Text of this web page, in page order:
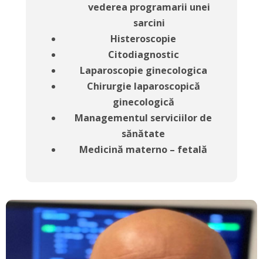
vederea programarii unei
sarcini
Histeroscopie
Citodiagnostic
Laparoscopie ginecologica
Chirurgie laparoscopică
ginecologică
Managementul serviciilor de
sănătate
Medicină materno – fetală